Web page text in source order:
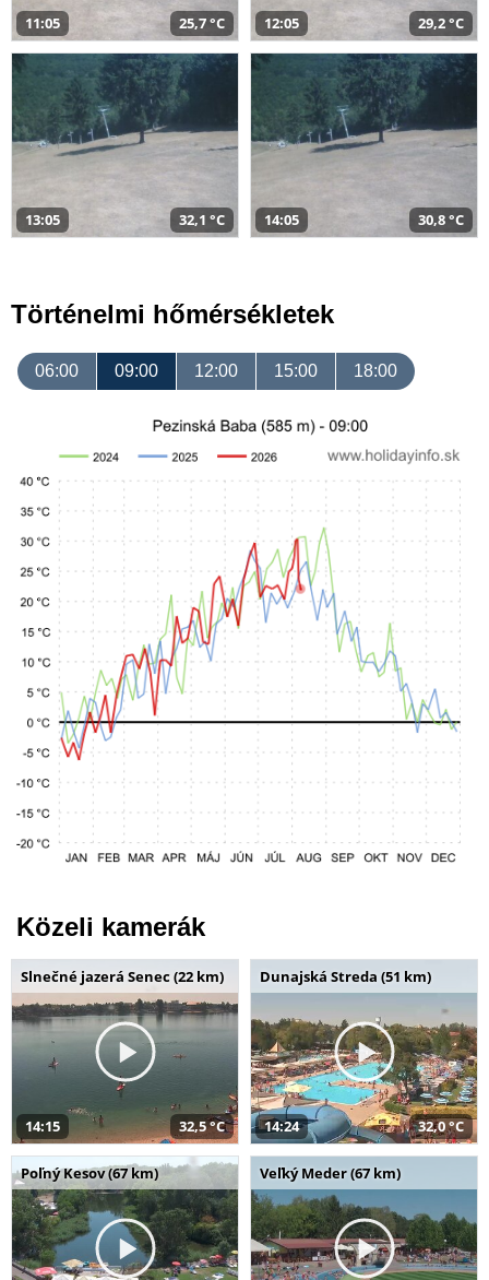
11:05 25,7 °C 12:05 29,2 °C
13:05 32,1 °C 14:05 30,8 °C
Történelmi hőmérsékletek
06:00 09:00 12:00 15:00 18:00
Közeli kamerák
Slnečné jazerá Senec (22 km)
14:15 32,5 °C
Dunajská Streda (51 km)
14:24 32,0 °C
Poľný Kesov (67 km) Veľký Meder (67 km)